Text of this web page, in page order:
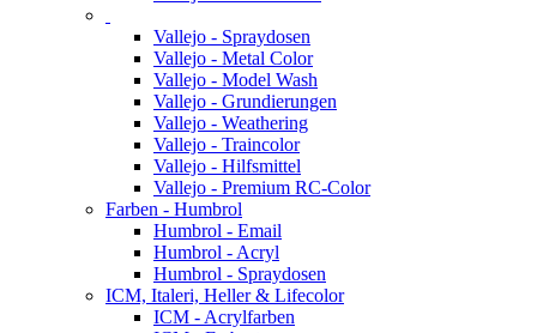
Vallejo - Spraydosen
Vallejo - Metal Color
Vallejo - Model Wash
Vallejo - Grundierungen
Vallejo - Weathering
Vallejo - Traincolor
Vallejo - Hilfsmittel
Vallejo - Premium RC-Color
Farben - Humbrol
Humbrol - Email
Humbrol - Acryl
Humbrol - Spraydosen
ICM, Italeri, Heller & Lifecolor
ICM - Acrylfarben